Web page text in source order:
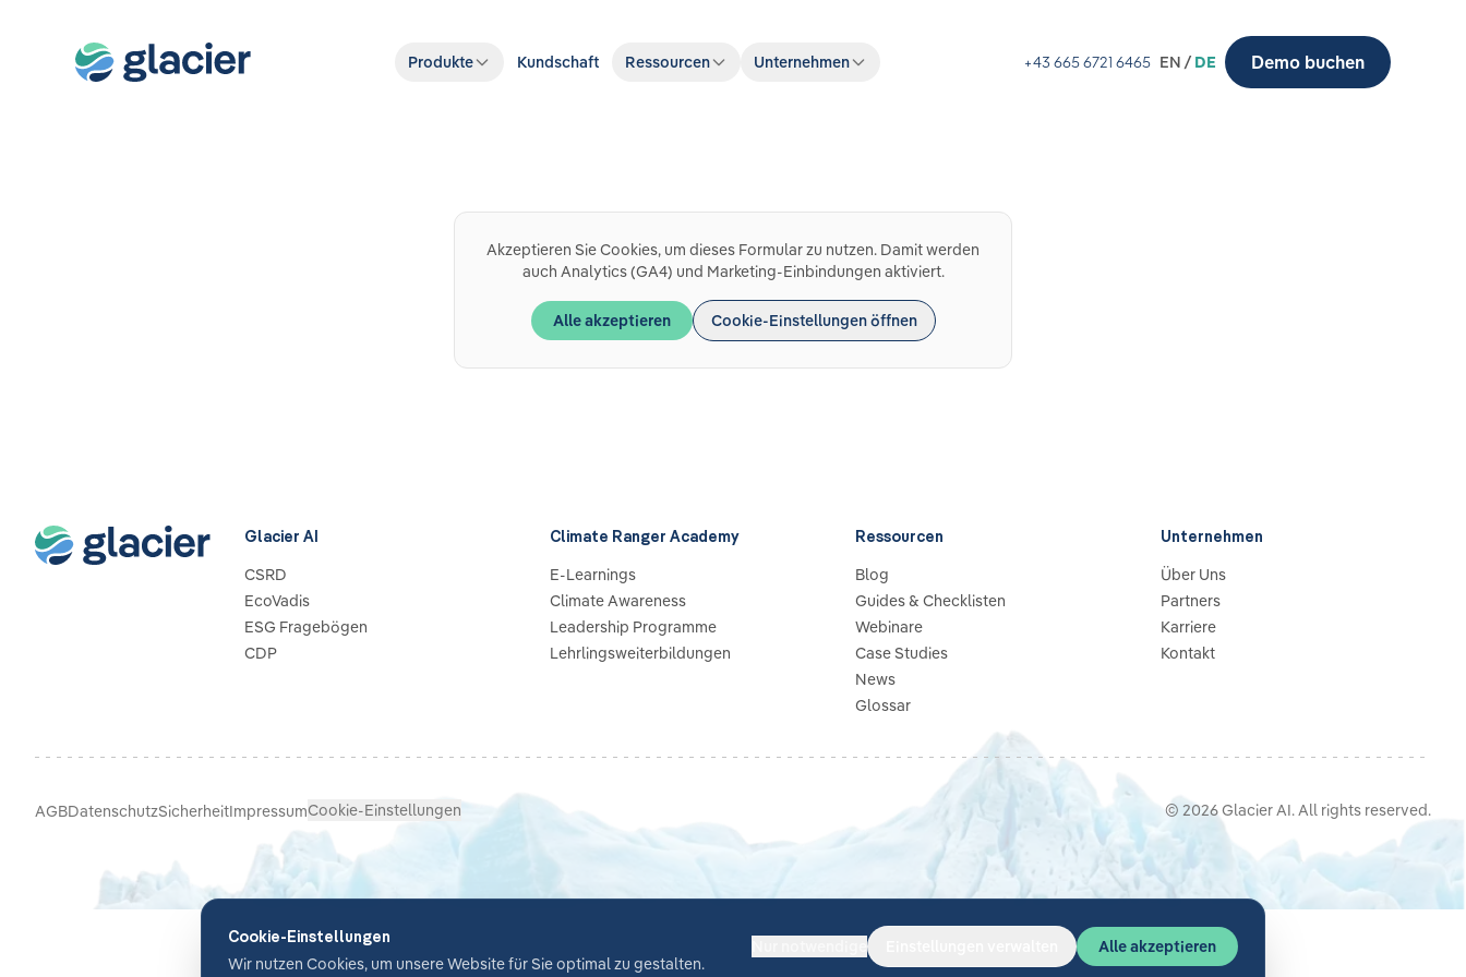
Produkte Kundschaft Ressourcen Unternehmen +43 665 6721 6465 EN / DE Demo buchen
Akzeptieren Sie Cookies, um dieses Formular zu nutzen. Damit werden
auch Analytics (GA4) und Marketing-Einbindungen aktiviert.
Alle akzeptieren Cookie-Einstellungen öffnen
Glacier AI
CSRD
EcoVadis
ESG Fragebögen
CDP
Climate Ranger Academy
E-Learnings
Climate Awareness
Leadership Programme
Lehrlingsweiterbildungen
Ressourcen
Blog
Guides & Checklisten
Webinare
Case Studies
News
Glossar
Unternehmen
Über Uns
Partners
Karriere
Kontakt
AGBDatenschutzSicherheitImpressumCookie-Einstellungen © 2026Glacier AI. All rights reserved.
Cookie-Einstellungen
Wir nutzen Cookies, um unsere Website für Sie optimal zu gestalten.
Alle akzeptieren